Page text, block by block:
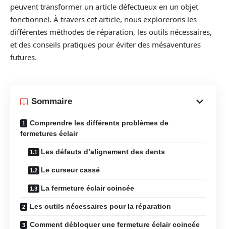
peuvent transformer un article défectueux en un objet
fonctionnel. À travers cet article, nous explorerons les
différentes méthodes de réparation, les outils nécessaires,
et des conseils pratiques pour éviter des mésaventures
futures.
Sommaire
Comprendre les différents problèmes de
fermetures éclair
Les défauts d’alignement des dents
Le curseur cassé
La fermeture éclair coincée
Les outils nécessaires pour la réparation
Comment débloquer une fermeture éclair coincée